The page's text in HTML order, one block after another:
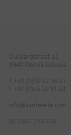
Dullaardstraat 11
8940 Wervik-Geluwe
T +32 (0)56 52 16 21
F +32 (0)56 51 91 63
info@vanheede.com
BE 0467.276.516